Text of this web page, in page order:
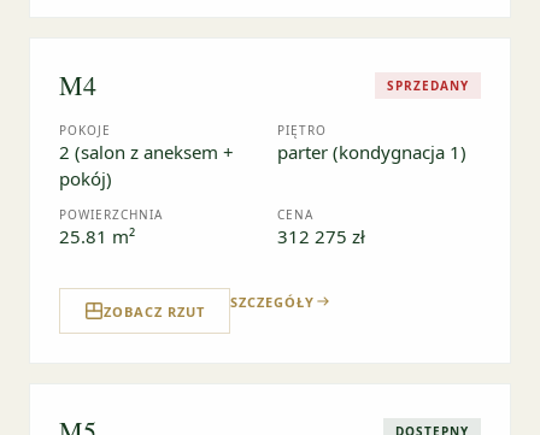
M4 SPRZEDANY
POKOJE
2 (salon z aneksem +
pokój)
PIĘTRO
parter (kondygnacja 1)
POWIERZCHNIA
25.81 m²
CENA
312 275 zł
ZOBACZ RZUT
SZCZEGÓŁY
DOSTĘPNY